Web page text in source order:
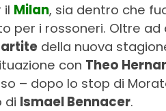
il Milan, sia dentro che
per i rossoneri. Oltre
della nuova
con Theo
– dopo lo stop di
di Ismael Bennacer.